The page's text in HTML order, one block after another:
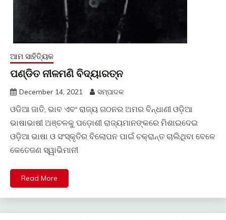
ଆମ ସାହିତ୍ୟିକ
ପଣ୍ଡିତ ନୀଳମଣି ବିଦ୍ୟାରତ୍ନ
December 14, 2021 ସମ୍ପାଦକ
ଓଡିଆ ଜାତି, ଭାବ ଏବଂ ରାଜ୍ୟ ଗଠନର ଅମର ବିନ୍ଧାଣୀ ଓଡି଼ଆ
ଭାଷାଭାଷୀ ଅଞ୍ଚଳକୁ ପଡ଼ୋଶୀ ରାଜ୍ୟମାନଙ୍କରେ ମିଶାଇଦେଇ
ଓଡି଼ଆ ଭାଷା ଓ ସଂସ୍କୃତିର ବିଲୋପନ ପାଇଁ ଚକ୍ରାନ୍ତ ଚାଲିଥିବା ବେଳେ
କେତେଜଣ ସ୍ୱାଭିମାନୀ
Read More